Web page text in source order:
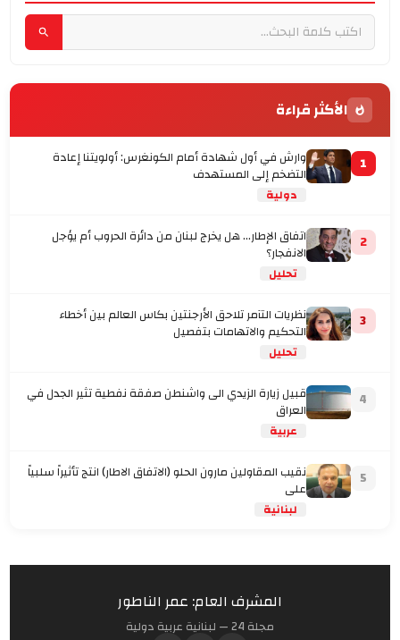
الأكثر قراءة
1 وارش في أول شهادة أمام الكونغرس: أولويتنا إعادة
التضخم إلى المستهدف
دولية
2 اتفاق الإطار... هل يخرج لبنان من دائرة الحروب أم يؤجل
الانفجار؟
تحليل
3 نظريات التآمر تلاحق الأرجنتين بكاس العالم بين أخطاء
التحكيم والاتهامات بتفصيل
تحليل
4 قبيل زيارة الزيدي الى واشنطن صفقة نفطية تثير الجدل في
العراق
عربية
5 نقيب المقاولين مارون الحلو (الاتفاق الاطار) انتج تأثيراً سلبياً
على
لبنانية
المشرف العام: عمر الناطور
مجلة 24 — لبنانية عربية دولية